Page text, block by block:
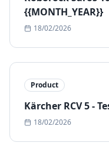
{{MONTH_YEAR}}
18/02/2026
Product
Kärcher RCV 5 -
18/02/2026